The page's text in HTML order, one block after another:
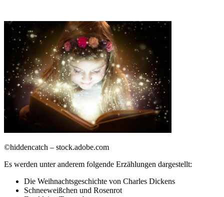
©hiddencatch – stock.adobe.com
Es werden unter anderem folgende Erzählungen dargestellt:
Die Weihnachtsgeschichte von Charles Dickens
Schneeweißchen und Rosenrot